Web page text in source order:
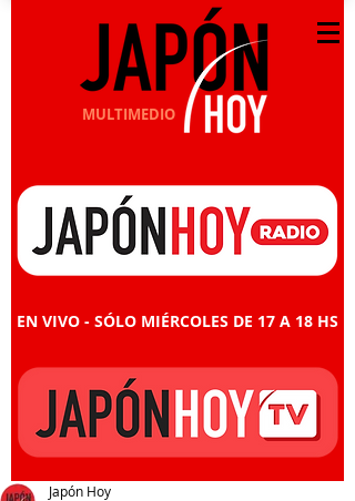
MULTIMEDIO
EN VIVO - SÓLO MIÉRCOLES DE 17 A 18 HS
Japón Hoy